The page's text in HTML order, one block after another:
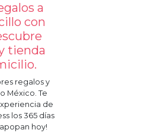
a
con
tienda
regalos y
México. Te
de
los 365 días
hoy!